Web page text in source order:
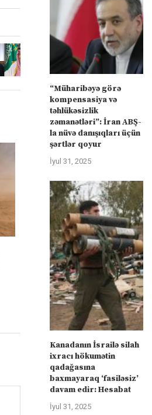
Misir yüzlərlə fələstinlini
təhlükəsizlik vəzifələri” üçün
hazırlayır
İyul 31, 2025
“Müharibəyə görə
kompensasiya və
təhlükəsizlik
zəmanətləri”: İran ABŞ-
la nüvə danışıqları üçün
şərtlər qoyur
İyul 31, 2025
Kanadanın İsrailə silah
ixracı hökumətin
qadağasına
baxmayaraq ‘fasiləsiz’
davam edir: Hesabat
İyul 31, 2025